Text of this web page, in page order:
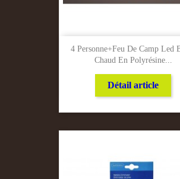
4 Personne+Feu De Camp Led
Chaud En Polyrésine...
Détail article